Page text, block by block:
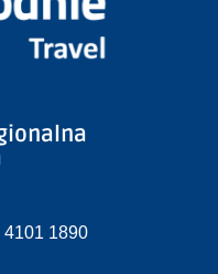
4101 1890